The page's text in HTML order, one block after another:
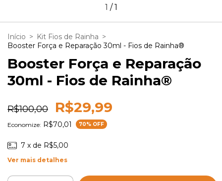
1 /1
Início > Kit Fios de Rainha >
Booster Força e Reparação 30ml - Fios de Rainha®
Booster Força e Reparação
30ml - Fios de Rainha®
R$100,00 R$29,99
Economize: R$70,01 70% OFF
7 x de R$5,00
Ver mais detalhes